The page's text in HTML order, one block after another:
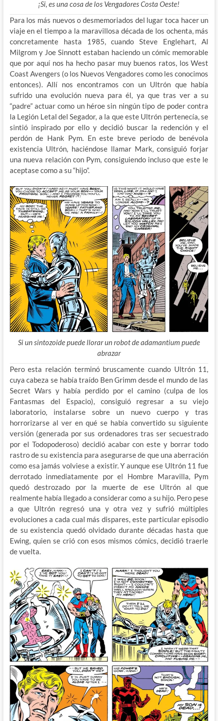
¡Si, es una cosa de los Vengadores Costa Oeste!
Para los más nuevos o desmemoriados del lugar toca hacer un
viaje en el tiempo a la maravillosa década de los ochenta, más
concretamente hasta 1985, cuando Steve Englehart, Al
Milgrom y Joe Sinnott estaban haciendo un cómic memorable
que por aquí nos ha hecho pasar muy buenos ratos, los West
Coast Avengers (o los Nuevos Vengadores como les conocimos
entonces). Allí nos encontramos con un Ultrón que había
sufrido una evolución nueva para él, ya que tras ver a su
“padre” actuar como un héroe sin ningún tipo de poder contra
la Legión Letal del Segador, a la que este Ultrón pertenecía, se
sintió inspirado por ello y decidió buscar la redención y el
perdón de Hank Pym. En este breve periodo de benévola
existencia Ultrón, haciéndose llamar Mark, consiguió forjar
una nueva relación con Pym, consiguiendo incluso que este le
aceptase como a su “hijo”.
Si un sintozoide puede llorar un robot de adamantium puede
abrazar
Pero esta relación terminó bruscamente cuando Ultrón 11,
cuya cabeza se había traído Ben Grimm desde el mundo de las
Secret Wars y había perdido por el camino (culpa de los
Fantasmas del Espacio), consiguió regresar a su viejo
laboratorio, instalarse sobre un nuevo cuerpo y tras
horrorizarse al ver en qué se había convertido su siguiente
versión (generada por sus ordenadores tras ser secuestrado
por el Todopoderoso) decidió acabar con este y borrar todo
rastro de su existencia para asegurarse de que una aberración
como esa jamás volviese a existir. Y aunque ese Ultrón 11 fue
derrotado inmediatamente por el Hombre Maravilla, Pym
quedó destrozado por la muerte de ese Ultrón al que
realmente había llegado a considerar como a su hijo. Pero pese
a que Ultrón regresó una y otra vez y sufrió múltiples
evoluciones a cada cual más dispares, este particular episodio
de su existencia quedó olvidado durante décadas hasta que
Ewing, quien se crió con esos mismos cómics, decidió traerle
de vuelta.